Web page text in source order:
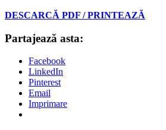
DESCARCĂ PDF / PRINTEAZĂ
Partajează asta:
Facebook
LinkedIn
Pinterest
Email
Imprimare